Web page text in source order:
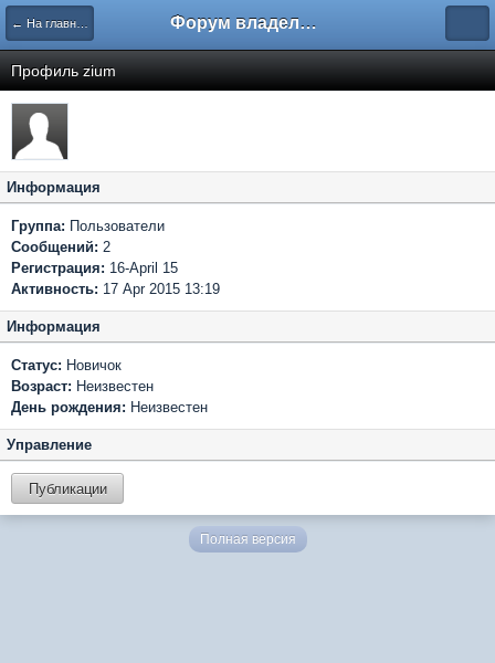
← На главную Форум владельцев интернет-магазинов
Профиль zium
Информация
Группа: Пользователи
Сообщений: 2
Регистрация: 16-April 15
Активность: 17 Apr 2015 13:19
Информация
Статус: Новичок
Возраст: Неизвестен
День рождения: Неизвестен
Управление
Публикации
Полная версия